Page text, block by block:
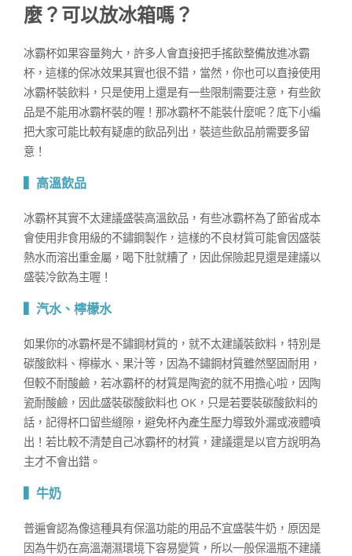
麼？可以放冰箱嗎？
冰霸杯如果容量夠大，許多人會直接把手搖飲整備放進冰霸
杯，這樣的保冰效果其實也很不錯，當然，你也可以直接使用
冰霸杯裝飲料，只是使用上還是有一些限制需要注意，有些飲
品是不能用冰霸杯裝的喔！那冰霸杯不能裝什麼呢？底下小編
把大家可能比較有疑慮的飲品列出，裝這些飲品前需要多留
意！
▍高溫飲品
冰霸杯其實不太建議盛裝高溫飲品，有些冰霸杯為了節省成本
會使用非食用級的不鏽鋼製作，這樣的不良材質可能會因盛裝
熱水而溶出重金屬，喝下肚就糟了，因此保險起見還是建議以
盛裝冷飲為主喔！
▍汽水、檸檬水
如果你的冰霸杯是不鏽鋼材質的，就不太建議裝飲料，特別是
碳酸飲料、檸檬水、果汁等，因為不鏽鋼材質雖然堅固耐用，
但較不耐酸鹼，若冰霸杯的材質是陶瓷的就不用擔心啦，因陶
瓷耐酸鹼，因此盛裝碳酸飲料也 OK，只是若要裝碳酸飲料的
話，記得杯口留些縫隙，避免杯內產生壓力導致外漏或液體噴
出！若比較不清楚自己冰霸杯的材質，建議還是以官方說明為
主才不會出錯。
▍牛奶
普遍會認為像這種具有保溫功能的用品不宜盛裝牛奶，原因是
因為牛奶在高溫潮濕環境下容易變質，所以一般保溫瓶不建議